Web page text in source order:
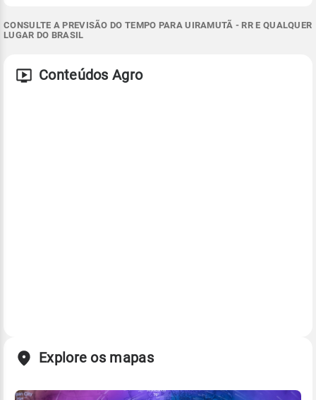
CONSULTE A PREVISÃO DO TEMPO PARA UIRAMUTÃ - RR E QUALQUER
LUGAR DO BRASIL
Conteúdos Agro
Explore os mapas